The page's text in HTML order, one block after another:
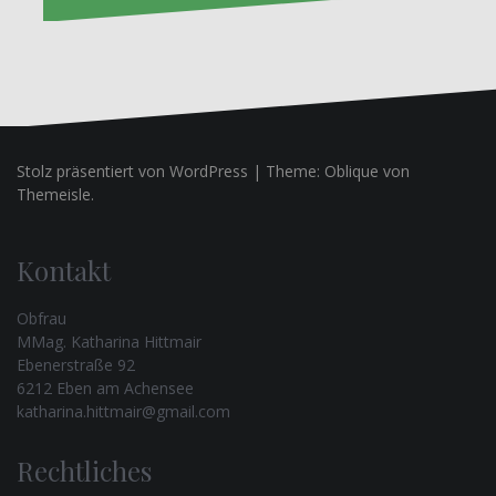
Stolz präsentiert von WordPress | Theme: Oblique von
Themeisle.
Kontakt
Obfrau
MMag. Katharina Hittmair
Ebenerstraße 92
6212 Eben am Achensee
katharina.hittmair@gmail.com
Rechtliches